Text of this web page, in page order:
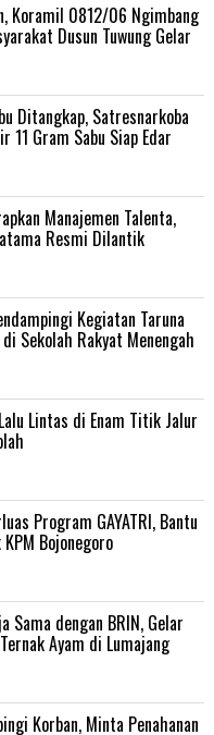
Koramil 0812/06 Ngimbang
Dusun Tuwung Gelar
Ditangkap, Satresnarkoba
11 Gram Sabu Siap Edar
Manajemen Talenta,
Resmi Dilantik
Kegiatan Taruna
Sekolah Rakyat Menengah
Lintas di Enam Titik Jalur
Program GAYATRI, Bantu
Bojonegoro
Sama dengan BRIN, Gelar
Ayam di Lumajang
Korban, Minta Penahanan